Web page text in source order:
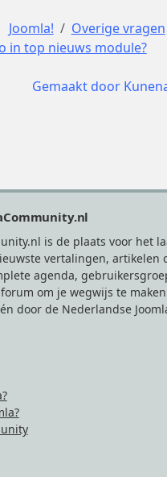
Joomla!
Overige vragen
in top nieuws module?
Gemaakt door
is de plaats voor het
vertalingen, artikelen
agenda,
om je wegwijs te
én door de Nederlandse